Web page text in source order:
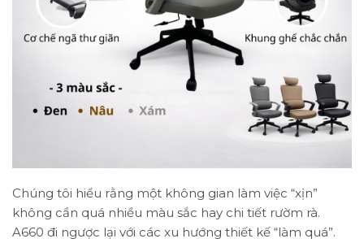
Chúng tôi hiểu rằng một không gian làm việc “xịn”
không cần quá nhiều màu sắc hay chi tiết rườm rà.
A660 đi ngược lại với các xu hướng thiết kế “làm quá”.